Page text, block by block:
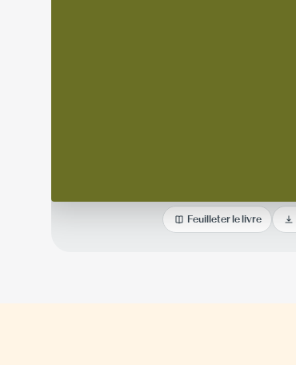
Feuilleter le livre